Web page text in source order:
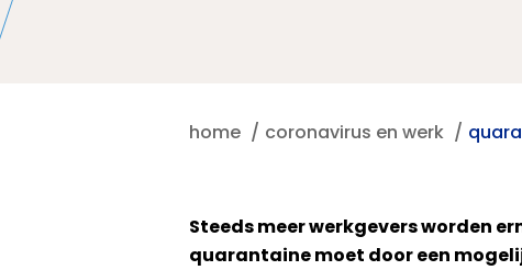
home coronavirus en werk
Steeds meer werkgevers worden
quarantaine moet door een